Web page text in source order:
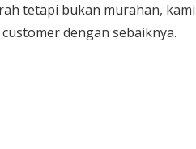
tetapi bukan murahan, kami
dengan sebaiknya.